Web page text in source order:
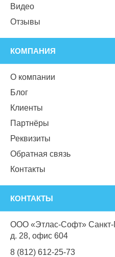
Видео
Отзывы
КОМПАНИЯ
О компании
Блог
Клиенты
Партнёры
Реквизиты
Обратная связь
Контакты
КОНТАКТЫ
ООО «Этлас-Софт» Санкт-
д. 28, офис 604
8 (812) 612-25-73